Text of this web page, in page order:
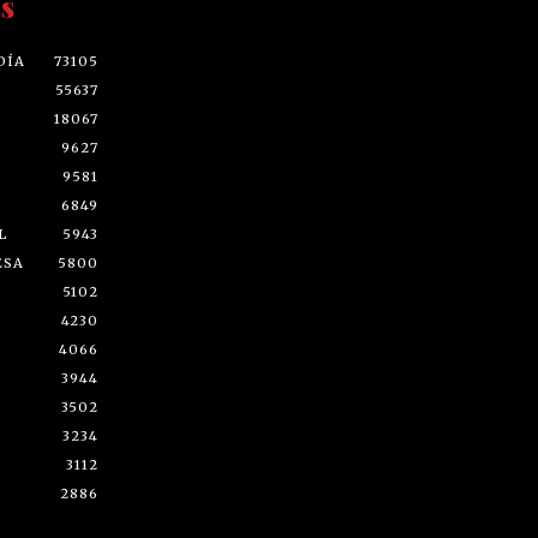
73105
55637
18067
9627
9581
6849
5943
5800
5102
4230
4066
3944
3502
3234
3112
2886